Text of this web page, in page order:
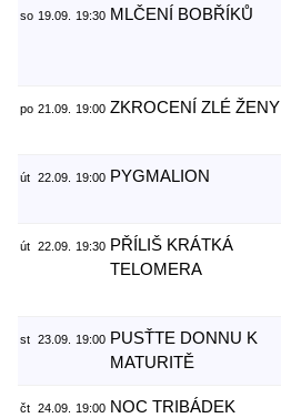
so 19.09. 19:30 MLČENÍ BOBŘÍKŮ
po 21.09. 19:00 ZKROCENÍ ZLÉ ŽENY
út 22.09. 19:00 PYGMALION
út 22.09. 19:30 PŘÍLIŠ KRÁTKÁ
TELOMERA
st 23.09. 19:00 PUSŤTE DONNU K
MATURITĚ
čt 24.09. 19:00 NOC TRIBÁDEK